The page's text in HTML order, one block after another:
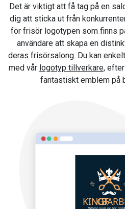
Det är viktigt att få tag på en
dig att sticka ut från
för frisör logotypen som finns
användare att skapa en
deras frisörsalong. Du kan
med vår logotyp tillverkare,
fantastiskt emblem på